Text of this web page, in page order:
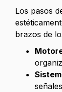
Los pasos
brazos de